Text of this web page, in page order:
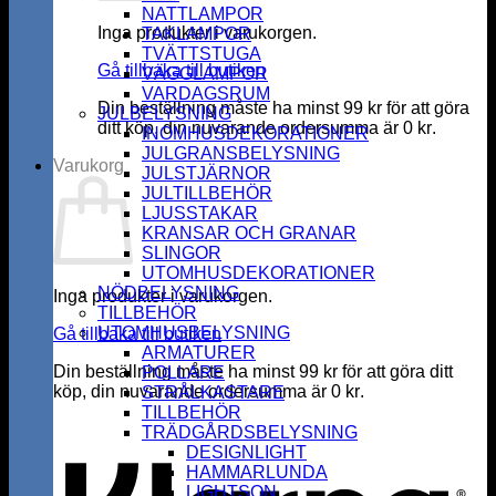
Inga produkter i varukorgen.
Gå tillbaka till butiken
Din beställning måste ha minst99 kr för att göra
ditt köp, din nuvarande ordersumma är 0 kr.
Varukorg
Inga produkter i varukorgen.
Gå tillbaka till butiken
Din beställning måste ha minst99 kr för att göra ditt
köp, din nuvarande ordersumma är 0 kr.
NATTLAMPOR
TAKLAMPOR
TVÄTTSTUGA
VÄGGLAMPOR
VARDAGSRUM
JULBELYSNING
INOMHUSDEKORATIONER
JULGRANSBELYSNING
JULSTJÄRNOR
JULTILLBEHÖR
LJUSSTAKAR
KRANSAR OCH GRANAR
SLINGOR
UTOMHUSDEKORATIONER
NÖDBELYSNING
TILLBEHÖR
UTOMHUSBELYSNING
ARMATURER
POLLARE
STRÅLKASTARE
TILLBEHÖR
TRÄDGÅRDSBELYSNING
DESIGNLIGHT
HAMMARLUNDA
LIGHTSON